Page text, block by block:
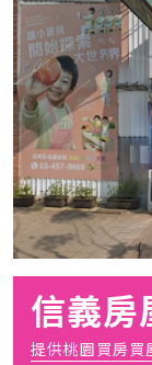
信義房
提供桃園買房買